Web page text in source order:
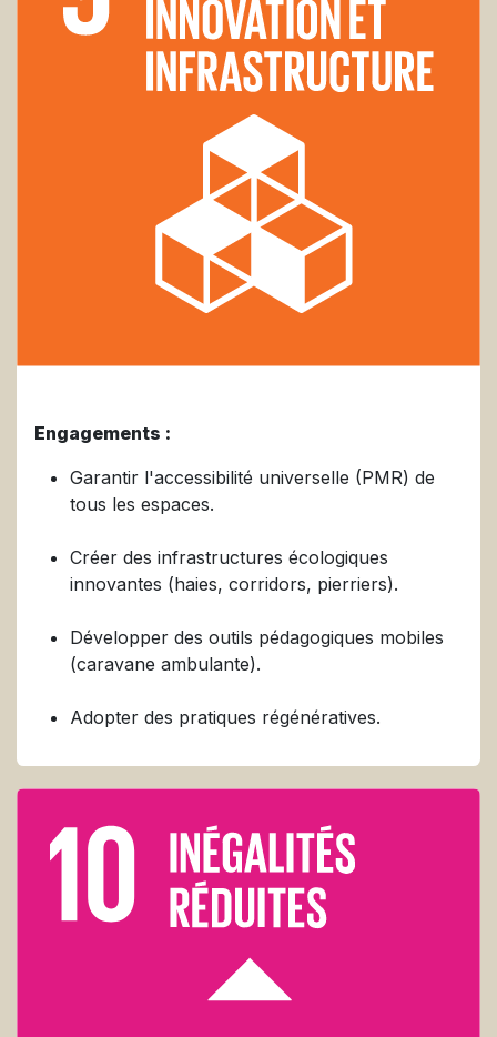
Engagements :
Garantir l'accessibilité universelle (PMR) de
tous les espaces.
Créer des infrastructures écologiques
innovantes (haies, corridors, pierriers).
Développer des outils pédagogiques mobiles
(caravane ambulante).
Adopter des pratiques régénératives.